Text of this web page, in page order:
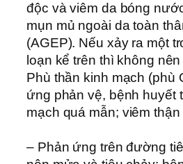
độc và viêm da bóng
mụn mủ ngoài da toàn
(AGEP). Nếu xảy ra một
loạn kể trên thì không
Phù thần kinh mạch (phù
ứng phản vệ, bệnh huyết
mạch quá mẫn; viêm thận
– Phản ứng trên đường